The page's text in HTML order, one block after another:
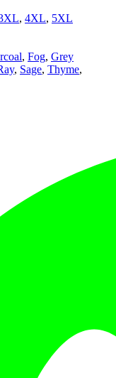
, 4XL, 5XL
, Fog, Grey
, Sage, Thyme,